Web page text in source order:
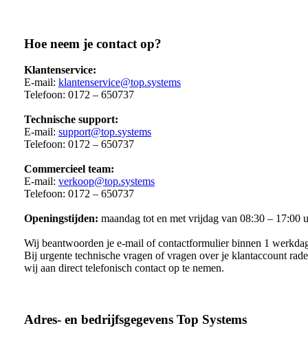
Hoe neem je contact op?
Klantenservice:
E-mail: klantenservice@top.systems
Telefoon: 0172 – 650737
Technische support:
E-mail: support@top.systems
Telefoon: 0172 – 650737
Commercieel team:
E-mail: verkoop@top.systems
Telefoon: 0172 – 650737
Openingstijden: maandag tot en met vrijdag van 08:30 – 17:00
Wij beantwoorden je e-mail of contactformulier binnen 1
Bij urgente technische vragen of vragen over je klantaccount
wij aan direct telefonisch contact op te nemen.
Adres- en bedrijfsgegevens Top Systems